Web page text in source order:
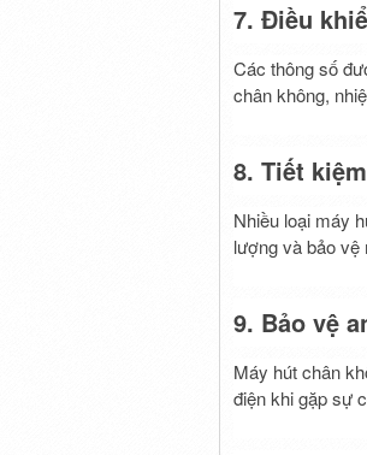
7. Điều
Các thông số
chân không,
8. Tiết
Nhiều loại máy
lượng và bảo vệ
9. Bảo vệ
Máy hút chân
điện khi gặp sự